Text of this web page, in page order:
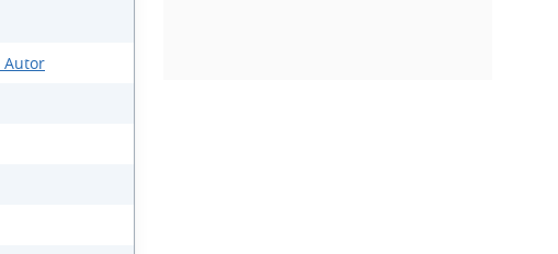
Autor